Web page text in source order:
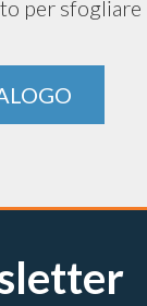
per sfogliare